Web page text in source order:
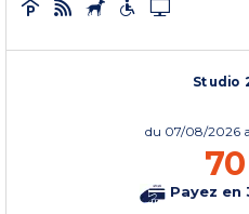
Studio
du 07/08/2026
Payez en